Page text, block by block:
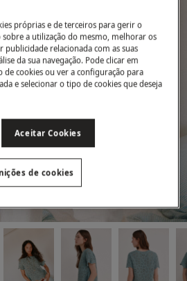
próprias e de terceiros para gerir o
a utilização do mesmo, melhorar os
publicidade relacionada com as suas
da sua navegação. Pode clicar em
de cookies ou ver a configuração para
e selecionar o tipo de cookies que deseja
Aceitar Cookies
de cookies